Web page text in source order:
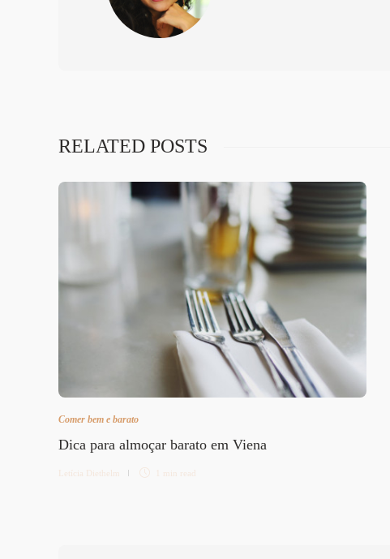
RELATED POSTS
Comer bem e barato
Dica para almoçar barato em Viena
Letícia Diethelm 1 min read